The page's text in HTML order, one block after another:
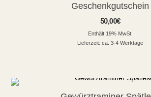
Geschenkgutschein
50,00€
Enthält 19% MwSt.
Lieferzeit: ca. 3-4 Werktage